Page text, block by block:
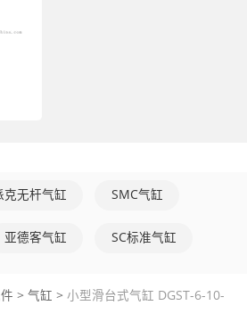
，行程不可调节
克无杆气缸 SMC气缸
亚德客气缸 SC标准气缸
> 气缸 > 小型滑台式气缸 DGST-6-10-